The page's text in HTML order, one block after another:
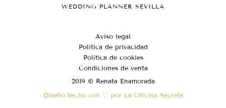
WEDDING PLANNER SEVILLA
Aviso legal
Política de privacidad
Política de cookies
Condiciones de venta
2019 © Renata Enamorada
Diseño hecho con ♡ por La Oficina Secreta